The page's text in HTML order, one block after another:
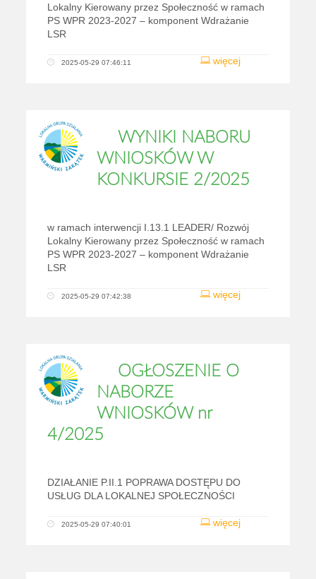
Lokalny Kierowany przez Społeczność w ramach
PS WPR 2023-2027 – komponent Wdrażanie
LSR
więcej
2025-05-29 07:46:11
WYNIKI NABORU
WNIOSKÓW W
KONKURSIE 2/2025
w ramach interwencji I.13.1 LEADER/ Rozwój
Lokalny Kierowany przez Społeczność w ramach
PS WPR 2023-2027 – komponent Wdrażanie
LSR
więcej
2025-05-29 07:42:38
OGŁOSZENIE O
NABORZE
WNIOSKÓW nr
4/2025
DZIAŁANIE P.II.1 POPRAWA DOSTĘPU DO
USŁUG DLA LOKALNEJ SPOŁECZNOŚCI
więcej
2025-05-29 07:40:01